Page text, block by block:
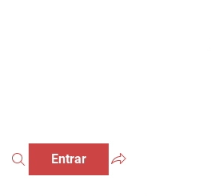
Entrar